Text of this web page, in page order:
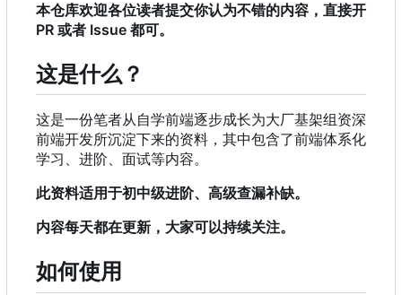
本仓库欢迎各位读者提交你认为不错的内容，直接开
PR 或者 Issue 都可。
这是什么？
这是一份笔者从自学前端逐步成长为大厂基架组资深
前端开发所沉淀下来的资料，其中包含了前端体系化
学习、进阶、面试等内容。
此资料适用于初中级进阶、高级查漏补缺。
内容每天都在更新，大家可以持续关注。
如何使用